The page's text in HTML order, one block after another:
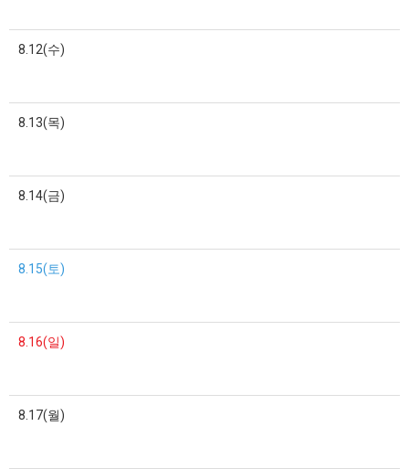
8.12(수)
8.13(목)
8.14(금)
8.15(토)
8.16(일)
8.17(월)